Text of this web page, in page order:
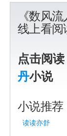
《数风
线上看阅
点击阅读
丹小说
小说推荐
读读亦舒